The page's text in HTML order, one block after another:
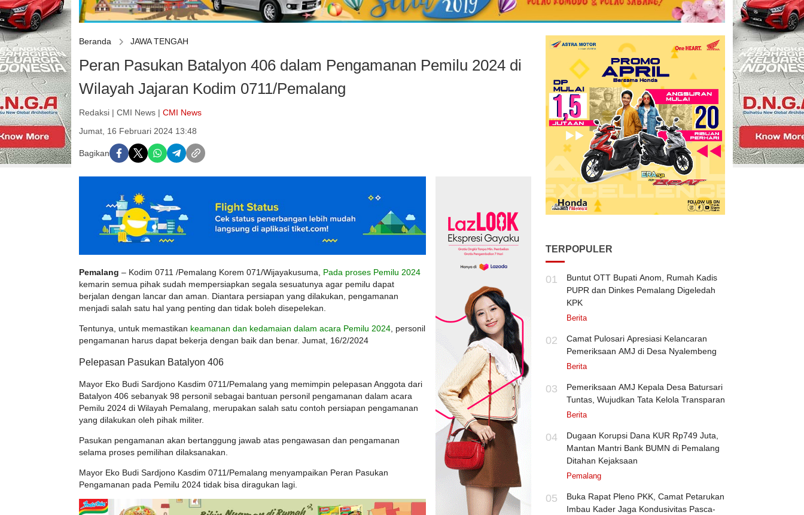
Beranda JAWA TENGAH
Peran Pasukan Batalyon 406 dalam Pengamanan Pemilu 2024 di
Wilayah Jajaran Kodim 0711/Pemalang
Redaksi | CMI News | CMI News
Jumat, 16 Februari 2024 13:48
Bagikan
Pemalang – Kodim 0711 /Pemalang Korem 071/Wijayakusuma, Pada proses Pemilu 2024
kemarin semua pihak sudah mempersiapkan segala sesuatunya agar pemilu dapat
berjalan dengan lancar dan aman. Diantara persiapan yang dilakukan, pengamanan
menjadi salah satu hal yang penting dan tidak boleh disepelekan.
Tentunya, untuk memastikan keamanan dan kedamaian dalam acara Pemilu 2024 , personil
pengamanan harus dapat bekerja dengan baik dan benar. Jumat, 16/2/2024
Pelepasan Pasukan Batalyon 406
Mayor Eko Budi Sardjono Kasdim 0711/Pemalang yang memimpin pelepasan Anggota dari
Batalyon 406 sebanyak 98 personil sebagai bantuan personil pengamanan dalam acara
Pemilu 2024 di Wilayah Pemalang, merupakan salah satu contoh persiapan pengamanan
yang dilakukan oleh pihak militer.
Pasukan pengamanan akan bertanggung jawab atas pengawasan dan pengamanan
selama proses pemilihan dilaksanakan.
Mayor Eko Budi Sardjono Kasdim 0711/Pemalang menyampaikan Peran Pasukan
Pengamanan pada Pemilu 2024 tidak bisa diragukan lagi.
TERPOPULER
01
Buntut OTT Bupati Anom, Rumah Kadis
PUPR dan Dinkes Pemalang Digeledah
KPK
Berita
02
Camat Pulosari Apresiasi Kelancaran
Pemeriksaan AMJ di Desa Nyalembeng
Berita
03
Pemeriksaan AMJ Kepala Desa Batursari
Tuntas, Wujudkan Tata Kelola Transparan
Berita
04
Dugaan Korupsi Dana KUR Rp749 Juta,
Mantan Mantri Bank BUMN di Pemalang
Ditahan Kejaksaan
Pemalang
05
Buka Rapat Pleno PKK, Camat Petarukan
Imbau Kader Jaga Kondusivitas Pasca-